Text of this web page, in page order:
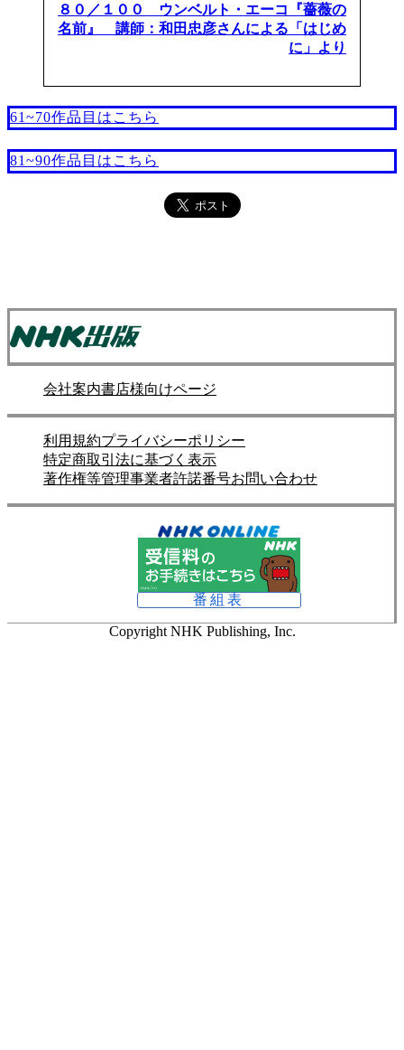
８０／１００ ウンベルト・エーコ『薔薇の
名前』 講師：和田忠彦さんによる「はじめ
に」より
61~70作品目はこちら
81~90作品目はこちら
会社案内書店様向けページ
利用規約プライバシーポリシー
特定商取引法に基づく表示
著作権等管理事業者許諾番号お問い合わせ
番組表
Copyright NHK Publishing, Inc.